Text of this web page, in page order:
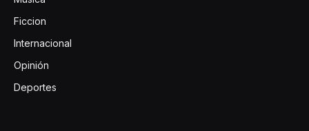
Ficcion
Internacional
Opinión
Deportes